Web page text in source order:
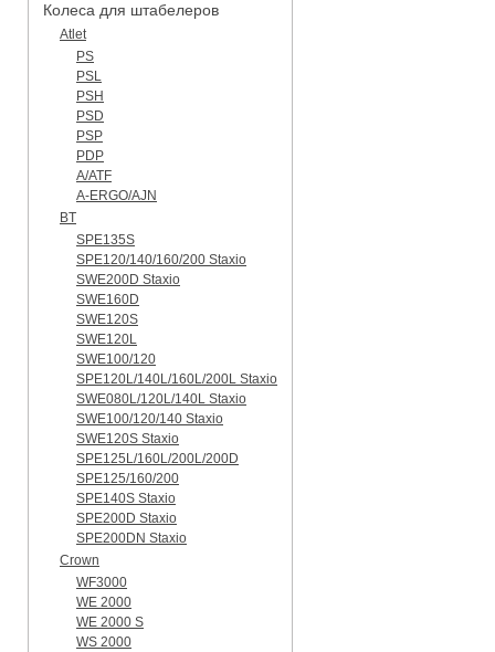
Колеса для штабелеров
Atlet
PS
PSL
PSH
PSD
PSP
PDP
A/ATF
A-ERGO/AJN
BT
SPE135S
SPE120/140/160/200 Staxio
SWE200D Staxio
SWE160D
SWE120S
SWE120L
SWE100/120
SPE120L/140L/160L/200L Staxio
SWE080L/120L/140L Staxio
SWE100/120/140 Staxio
SWE120S Staxio
SPE125L/160L/200L/200D
SPE125/160/200
SPE140S Staxio
SPE200D Staxio
SPE200DN Staxio
Crown
WF3000
WE 2000
WE 2000 S
WS 2000